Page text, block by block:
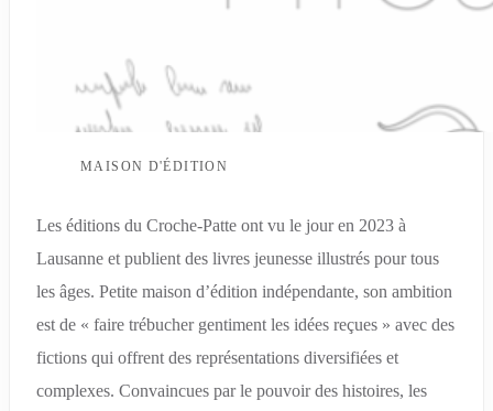
MAISON D'ÉDITION
Les éditions du Croche-Patte ont vu le jour en 2023 à
Lausanne et publient des livres jeunesse illustrés pour tous
les âges. Petite maison d’édition indépendante, son ambition
est de « faire trébucher gentiment les idées reçues » avec des
fictions qui offrent des représentations diversifiées et
complexes. Convaincues par le pouvoir des histoires, les